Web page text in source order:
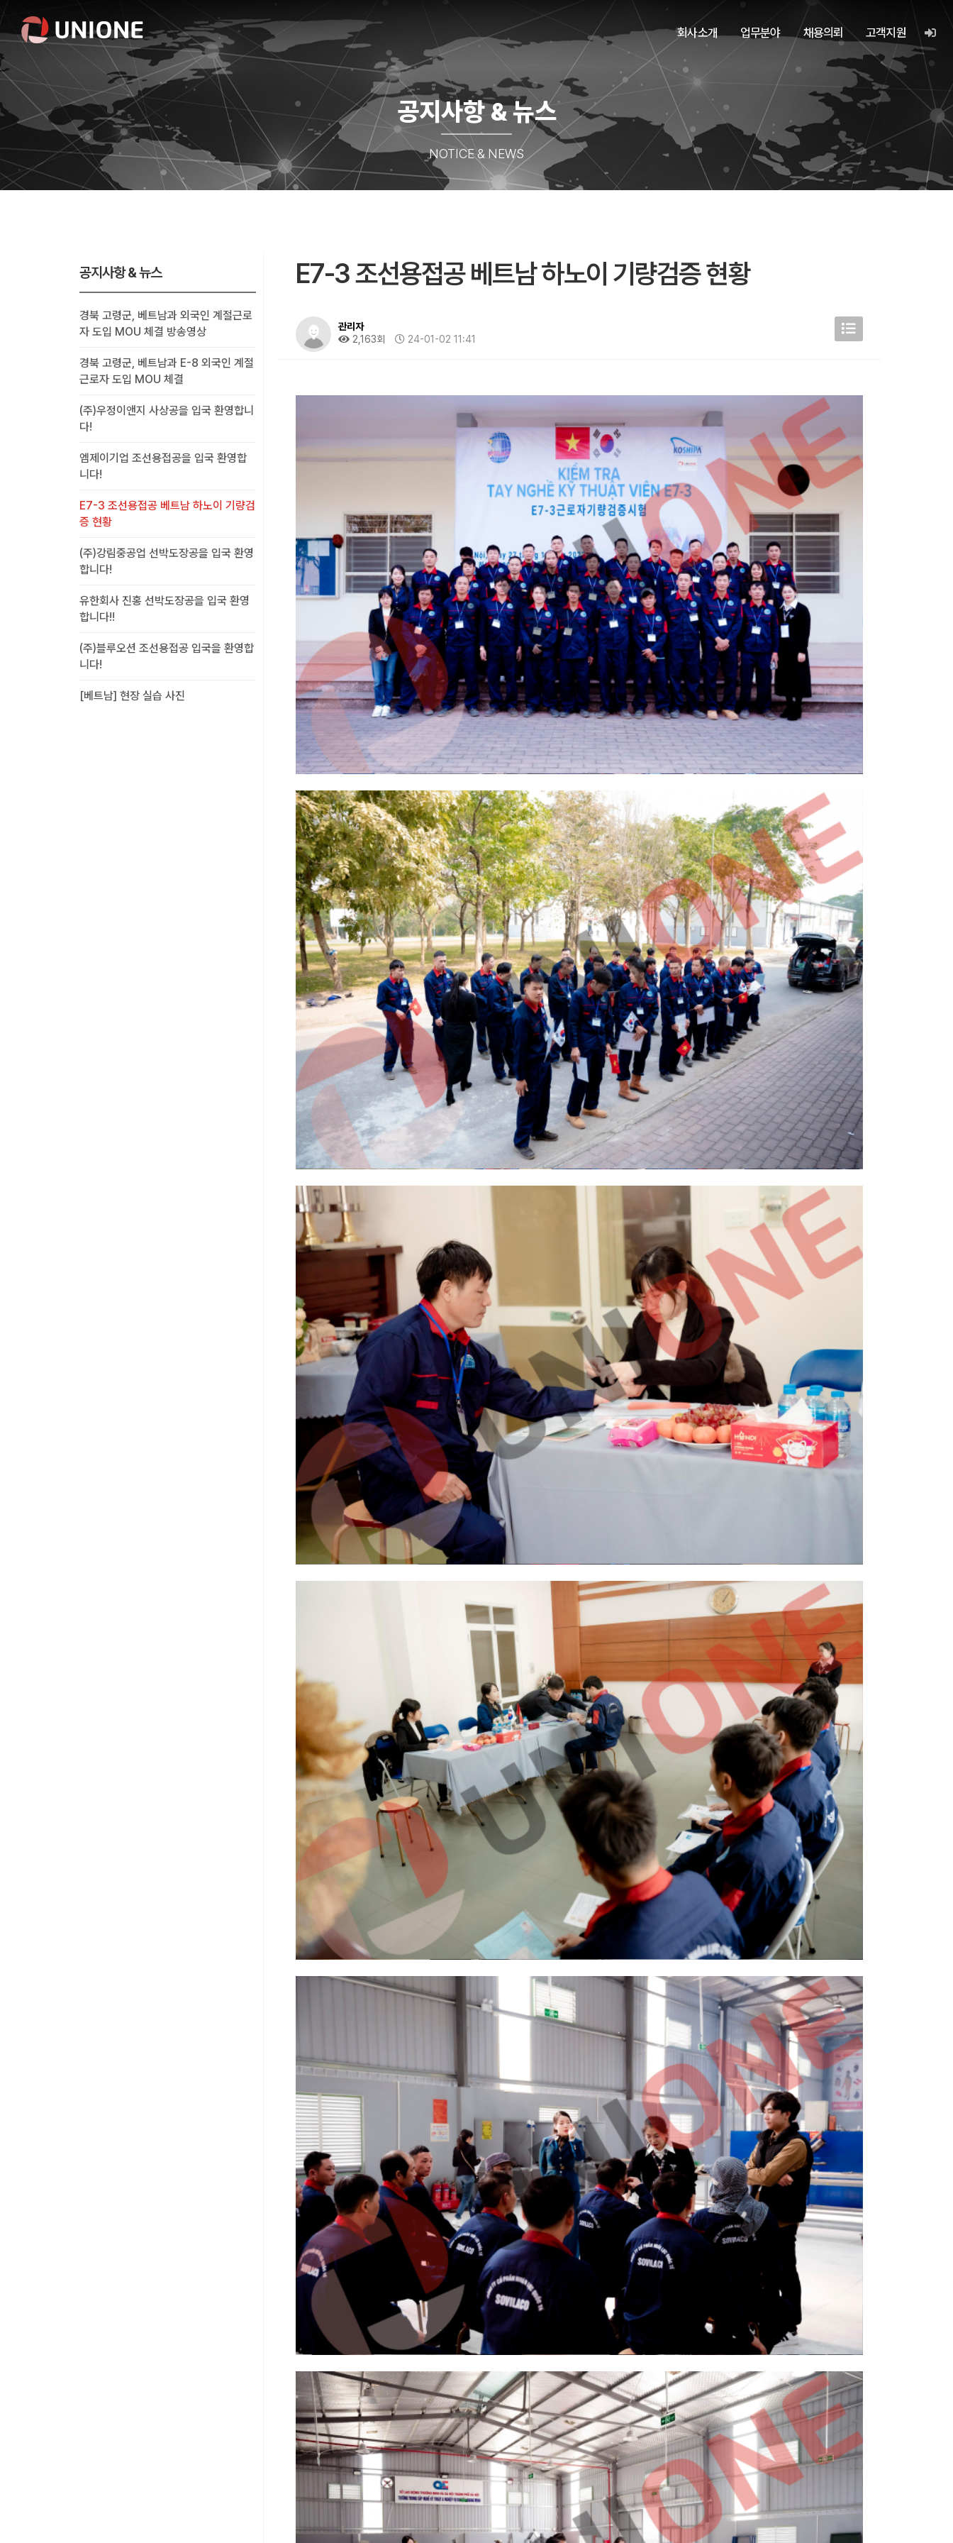
회사소개 업무분야 채용의뢰 고객지원
공지사항 & 뉴스
NOTICE & NEWS
공지사항 & 뉴스
경북 고령군, 베트남과 외국인 계절근로
자 도입 MOU 체결 방송영상
경북 고령군, 베트남과 E-8 외국인 계절
근로자 도입 MOU 체결
(주)우정이앤지 사상공을 입국 환영합니
다!
엠제이기업 조선용접공을 입국 환영합
니다!
E7-3 조선용접공 베트남 하노이 기량검
증 현황
(주)강림중공업 선박도장공을 입국 환영
합니다!
유한회사 진홍 선박도장공을 입국 환영
합니다!!
(주)블루오션 조선용접공 입국을 환영합
니다!
[베트남] 현장 실습 사진
E7-3 조선용접공 베트남 하노이 기량검증 현황
관리자
2,163회
24-01-02 11:41